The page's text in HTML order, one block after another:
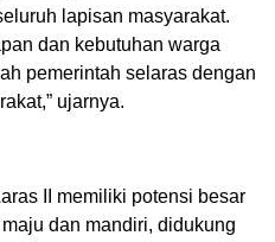
lapisan masyarakat.
dan kebutuhan warga
pemerintah selaras dengan
ujarnya.
II memiliki potensi besar
dan mandiri, didukung